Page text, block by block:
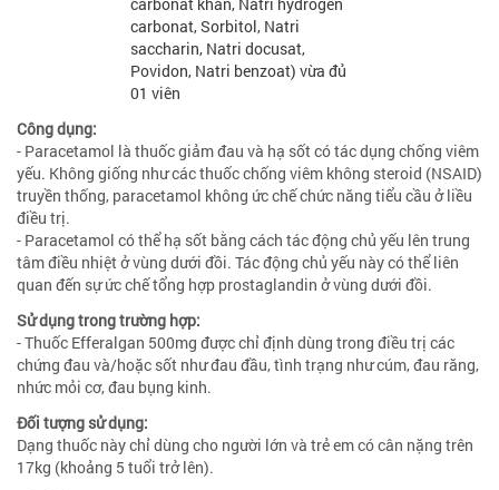
carbonat, Sorbitol, Natri
saccharin, Natri docusat,
Povidon, Natri benzoat) vừa đủ
01 viên
Công dụng:
- Paracetamol là thuốc giảm đau và hạ sốt có tác dụng chống viêm
yếu. Không giống như các thuốc chống viêm không steroid (NSAID)
truyền thống, paracetamol không ức chế chức năng tiểu cầu ở liều
điều trị.
- Paracetamol có thể hạ sốt bằng cách tác động chủ yếu lên trung
tâm điều nhiệt ở vùng dưới đồi. Tác động chủ yếu này có thể liên
quan đến sự ức chế tổng hợp prostaglandin ở vùng dưới đồi.
Sử dụng trong trường hợp:
- Thuốc Efferalgan 500mg được chỉ định dùng trong điều trị các
chứng đau và/hoặc sốt như đau đầu, tình trạng như cúm, đau răng,
nhức mỏi cơ, đau bụng kinh.
Đối tượng sử dụng:
Dạng thuốc này chỉ dùng cho người lớn và trẻ em có cân nặng trên
17kg (khoảng 5 tuổi trở lên).